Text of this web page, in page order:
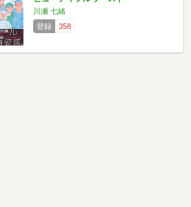
川瀬 七緒
登録
358